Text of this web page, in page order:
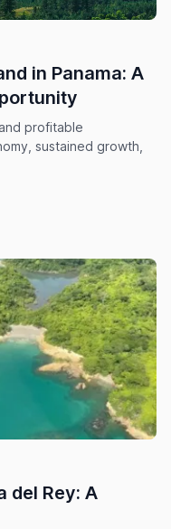
in Panama: A
profitable
sustained growth,
del Rey: A